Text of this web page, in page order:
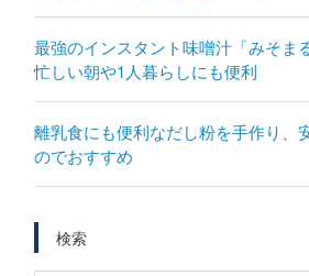
最強のインスタント味噌汁「みそま
忙しい朝や1人暮らしにも便利
離乳食にも便利なだし粉を手作り、
のでおすすめ
検索